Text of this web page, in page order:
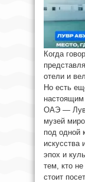
Когда
отели и
Но есть
ОАЭ —
музей
под одной
искусства
эпох и
тем, кто
стоит